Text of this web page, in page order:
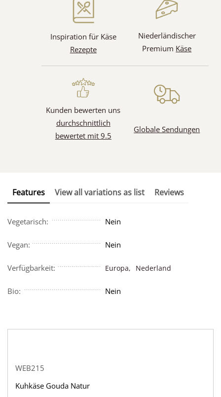
Inspiration für Käse
Rezepte
Niederländischer
Premium Käse
Kunden bewerten uns
durchschnittlich
bewertet mit 9.5
Globale Sendungen
Features View all variations as list Reviews
Vegetarisch: Nein
Vegan: Nein
Verfügbarkeit: Europa, Nederland
Bio: Nein
WEB215
Kuhkäse Gouda Natur